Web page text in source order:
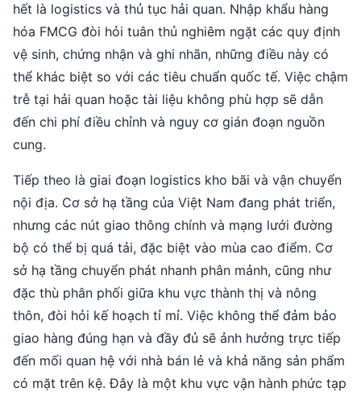
hết là logistics và thủ tục hải quan. Nhập khẩu hàng
hóa FMCG đòi hỏi tuân thủ nghiêm ngặt các quy định
vệ sinh, chứng nhận và ghi nhãn, những điều này có
thể khác biệt so với các tiêu chuẩn quốc tế. Việc chậm
trễ tại hải quan hoặc tài liệu không phù hợp sẽ dẫn
đến chi phí điều chỉnh và nguy cơ gián đoạn nguồn
cung.
Tiếp theo là giai đoạn logistics kho bãi và vận chuyển
nội địa. Cơ sở hạ tầng của Việt Nam đang phát triển,
nhưng các nút giao thông chính và mạng lưới đường
bộ có thể bị quá tải, đặc biệt vào mùa cao điểm. Cơ
sở hạ tầng chuyển phát nhanh phân mảnh, cũng như
đặc thù phân phối giữa khu vực thành thị và nông
thôn, đòi hỏi kế hoạch tỉ mỉ. Việc không thể đảm bảo
giao hàng đúng hạn và đầy đủ sẽ ảnh hưởng trực tiếp
đến mối quan hệ với nhà bán lẻ và khả năng sản phẩm
có mặt trên kệ. Đây là một khu vực vận hành phức tạp